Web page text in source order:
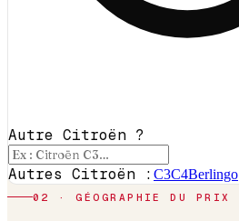
Autre Citroën ?
Autres Citroën : C3C4Berlingo
02 · GÉOGRAPHIE DU PRIX